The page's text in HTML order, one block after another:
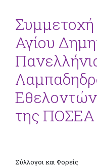
Αγίου
της ΠΟΣΕΑ
Σύλλογοι και Φορείς